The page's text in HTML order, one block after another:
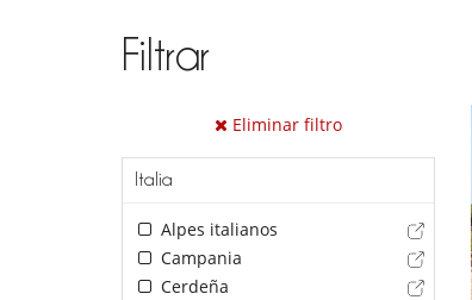
Filtrar
Eliminar filtro
Italia
Alpes italianos
Campania
Cerdeña